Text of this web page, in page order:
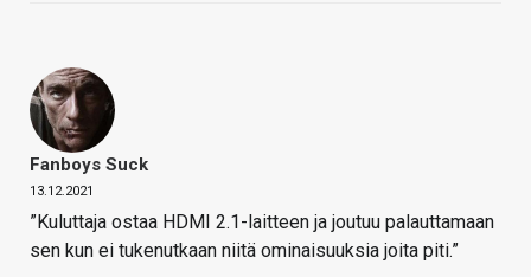
Fanboys Suck
13.12.2021
”Kuluttaja ostaa HDMI 2.1-laitteen ja joutuu palauttamaan
sen kun ei tukenutkaan niitä ominaisuuksia joita piti.”